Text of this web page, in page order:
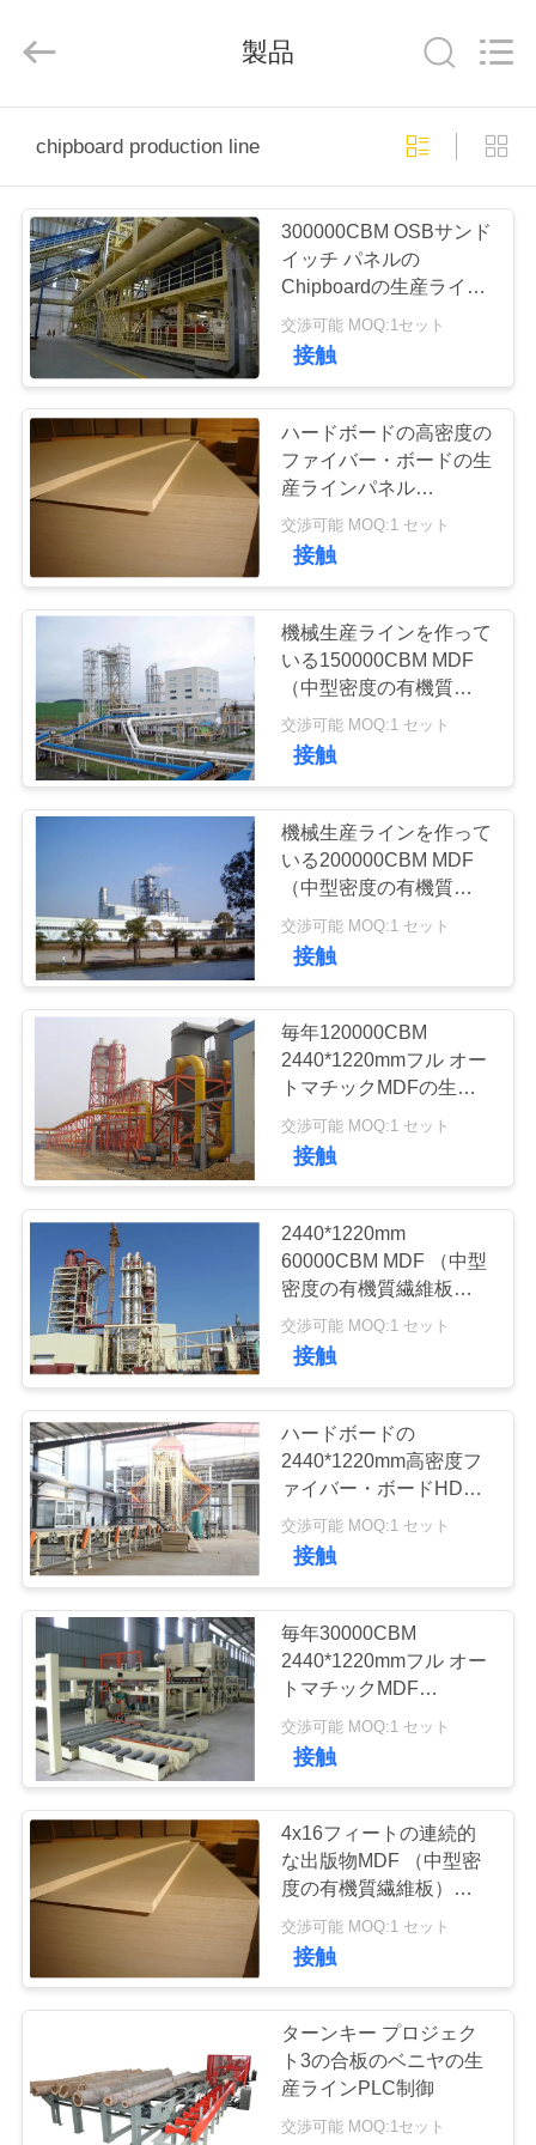
製
品
私
た
ち
に
し
場
品
お
合
わ
せ
引
用
を
要
求
地
図
POLICY
SUZHOU
ENGINEERING
Reserved.
製品
chipboard production line
300000CBM OSBサンド
イッチ パネルの
Chipboardの生産ライン
連続的な出版物
交渉可能 MOQ:1セット
接触
ハードボードの高密度の
ファイバー・ボードの生
産ラインパネル
2440*1220mm
交渉可能 MOQ:1 セット
接触
機械生産ラインを作って
いる150000CBM MDF
（中型密度の有機質繊維
板）
交渉可能 MOQ:1 セット
接触
機械生産ラインを作って
いる200000CBM MDF
（中型密度の有機質繊維
板）
交渉可能 MOQ:1 セット
接触
毎年120000CBM
2440*1220mmフル オー
トマチックMDFの生産
ライン
交渉可能 MOQ:1 セット
接触
2440*1220mm
60000CBM MDF （中型
密度の有機質繊維板）の
生産ライン
交渉可能 MOQ:1 セット
接触
ハードボードの
2440*1220mm高密度フ
ァイバー・ボードHDF
の生産ライン
交渉可能 MOQ:1 セット
接触
毎年30000CBM
2440*1220mmフル オー
トマチックMDF
（HDF）の生産ライン
交渉可能 MOQ:1 セット
接触
4x16フィートの連続的
な出版物MDF （中型密
度の有機質繊維板）
HDFの生産ライン
交渉可能 MOQ:1 セット
接触
ターンキー プロジェク
ト3の合板のベニヤの生
産ラインPLC制御
交渉可能 MOQ:1セット